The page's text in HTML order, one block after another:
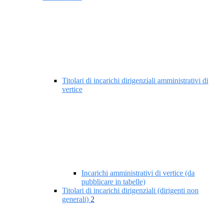
Titolari di incarichi dirigenziali amministrativi di
vertice
Incarichi amministrativi di vertice (da
pubblicare in tabelle)
Titolari di incarichi dirigenziali (dirigenti non
generali) 2